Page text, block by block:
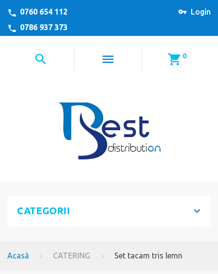
Login
0760 654 112
0786 937 373
0
CATEGORII
Acasă CATERING Set tacam tris lemn